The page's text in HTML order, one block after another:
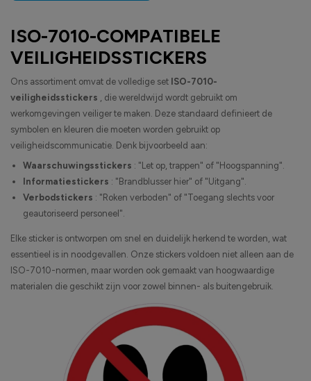
ISO-7010-COMPATIBELE
VEILIGHEIDSSTICKERS
Ons assortiment omvat de volledige set ISO-7010-
veiligheidsstickers , die wereldwijd wordt gebruikt om
werkomgevingen veiliger te maken. Deze standaard definieert de
symbolen en kleuren die moeten worden gebruikt op
veiligheidscommunicatie. Denk bijvoorbeeld aan:
Waarschuwingsstickers : "Let op, trappen" of "Hoogspanning".
Informatiestickers : "Brandblusser hier" of "Uitgang".
Verbodstickers : "Roken verboden" of "Toegang slechts voor
geautoriseerd personeel".
Elke sticker is ontworpen om snel en duidelijk herkend te worden, wat
essentieel is in noodgevallen. Onze stickers voldoen niet alleen aan de
ISO-7010-normen, maar worden ook gemaakt van hoogwaardige
materialen die geschikt zijn voor zowel binnen- als buitengebruik.